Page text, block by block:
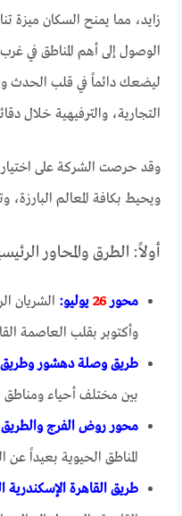
زايد، مما يمنح السكان ميزة
الوصول إلى أهم المناطق في
ليضعك دائماً في قلب الحدث
التجارية، والترفيهية خلال
وقد حرصت الشركة على
ويحيط بكافة المعالم البارزة،
أولاً: الطرق والمحاور
محور26 يوليو: الشريان
وأكتوبر بقلب العاصمة
طريق وصلة دهشور وطريق
بين مختلف أحياء
محور روض الفرج والطريق
المناطق الحيوية بعيداً عن
طريق القاهرة